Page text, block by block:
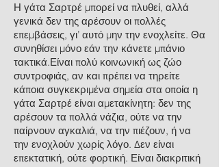
Η γάτα Σαρτρέ μπορεί να πλυθεί, αλλά
γενικά δεν της αρέσουν οι πολλές
επεμβάσεις, γι’ αυτό μην την ενοχλείτε. Θα
συνηθίσει μόνο εάν την κάνετε μπάνιο
τακτικά.Είναι πολύ κοινωνική ως ζώο
συντροφιάς, αν και πρέπει να τηρείτε
κάποια συγκεκριμένα σημεία στα οποία η
γάτα Σαρτρέ είναι αμετακίνητη: δεν της
αρέσουν τα πολλά νάζια, ούτε να την
παίρνουν αγκαλιά, να την πιέζουν, ή να
την ενοχλούν χωρίς λόγο. Δεν είναι
επεκτατική, ούτε φορτική. Είναι διακριτική